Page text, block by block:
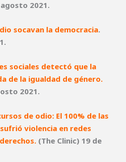
2021.
socavan la democracia.
sociales detectó que la
de la igualdad de género.
2021.
de odio: El 100% de las
violencia en redes
. (The Clinic) 19 de